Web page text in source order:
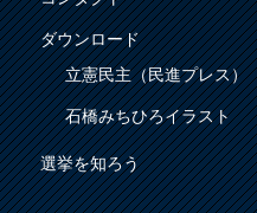
ダウンロード
立憲民主（民進プレス）
石橋みちひろイラスト
選挙を知ろう